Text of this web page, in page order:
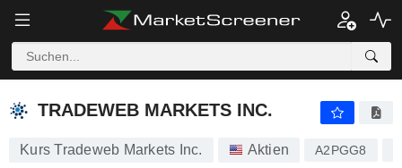
TRADEWEB MARKETS INC.
TRADEWEB MARKETS INC.
Kurs Tradeweb Markets Inc. Aktien A2PGG8